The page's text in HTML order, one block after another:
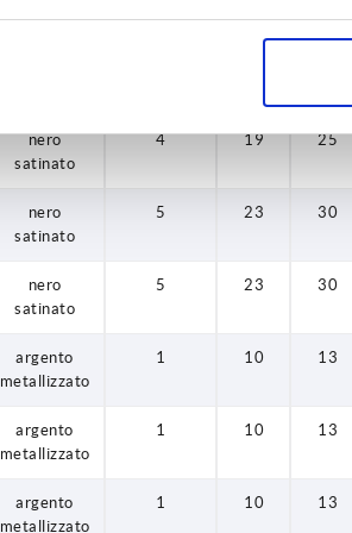
satinato
nero
satinato
4 19 25
nero
satinato
5 23 30
nero
satinato
5 23 30
argento
metallizzato
1 10 13
argento
metallizzato
1 10 13
argento
metallizzato
1 10 13